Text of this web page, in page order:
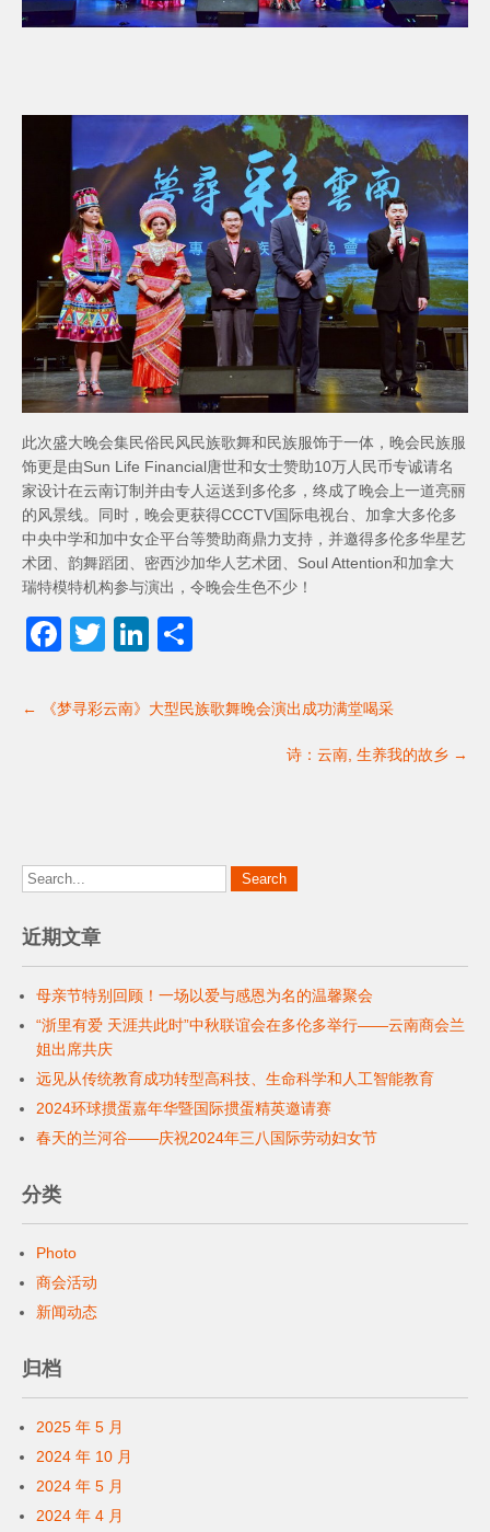
此次盛大晚会集民俗民风民族歌舞和民族服饰于一体，晚会民族服
饰更是由Sun Life Financial唐世和女士赞助10万人民币专诚请名
家设计在云南订制并由专人运送到多伦多，终成了晚会上一道亮丽
的风景线。同时，晚会更获得CCCTV国际电视台、加拿大多伦多
中央中学和加中女企平台等赞助商鼎力支持，并邀得多伦多华星艺
术团、韵舞蹈团、密西沙加华人艺术团、Soul Attention和加拿大
瑞特模特机构参与演出，令晚会生色不少！
F
c
k
T
tt
Li
k
Post
navigation
← 《梦寻彩云南》大型民族歌舞晚会演出成功满堂喝采
诗：云南, 生养我的故乡 →
近期文章
母亲节特别回顾！一场以爱与感恩为名的温馨聚会
“浙里有爱 天涯共此时”中秋联谊会在多伦多举行——云南商会兰
姐出席共庆
远见从传统教育成功转型高科技、生命科学和人工智能教育
2024环球掼蛋嘉年华暨国际掼蛋精英邀请赛
春天的兰河谷——庆祝2024年三八国际劳动妇女节
分类
Photo
商会活动
新闻动态
归档
2025 年 5 月
2024 年 10 月
2024 年 5 月
2024 年 4 月